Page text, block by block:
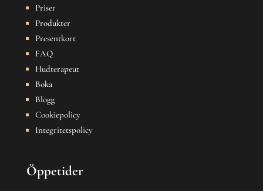
Priser
Produkter
Presentkort
FAQ
Hudterapeut
Boka
Blogg
Cookiepolicy
Integritetspolicy
Öppetider